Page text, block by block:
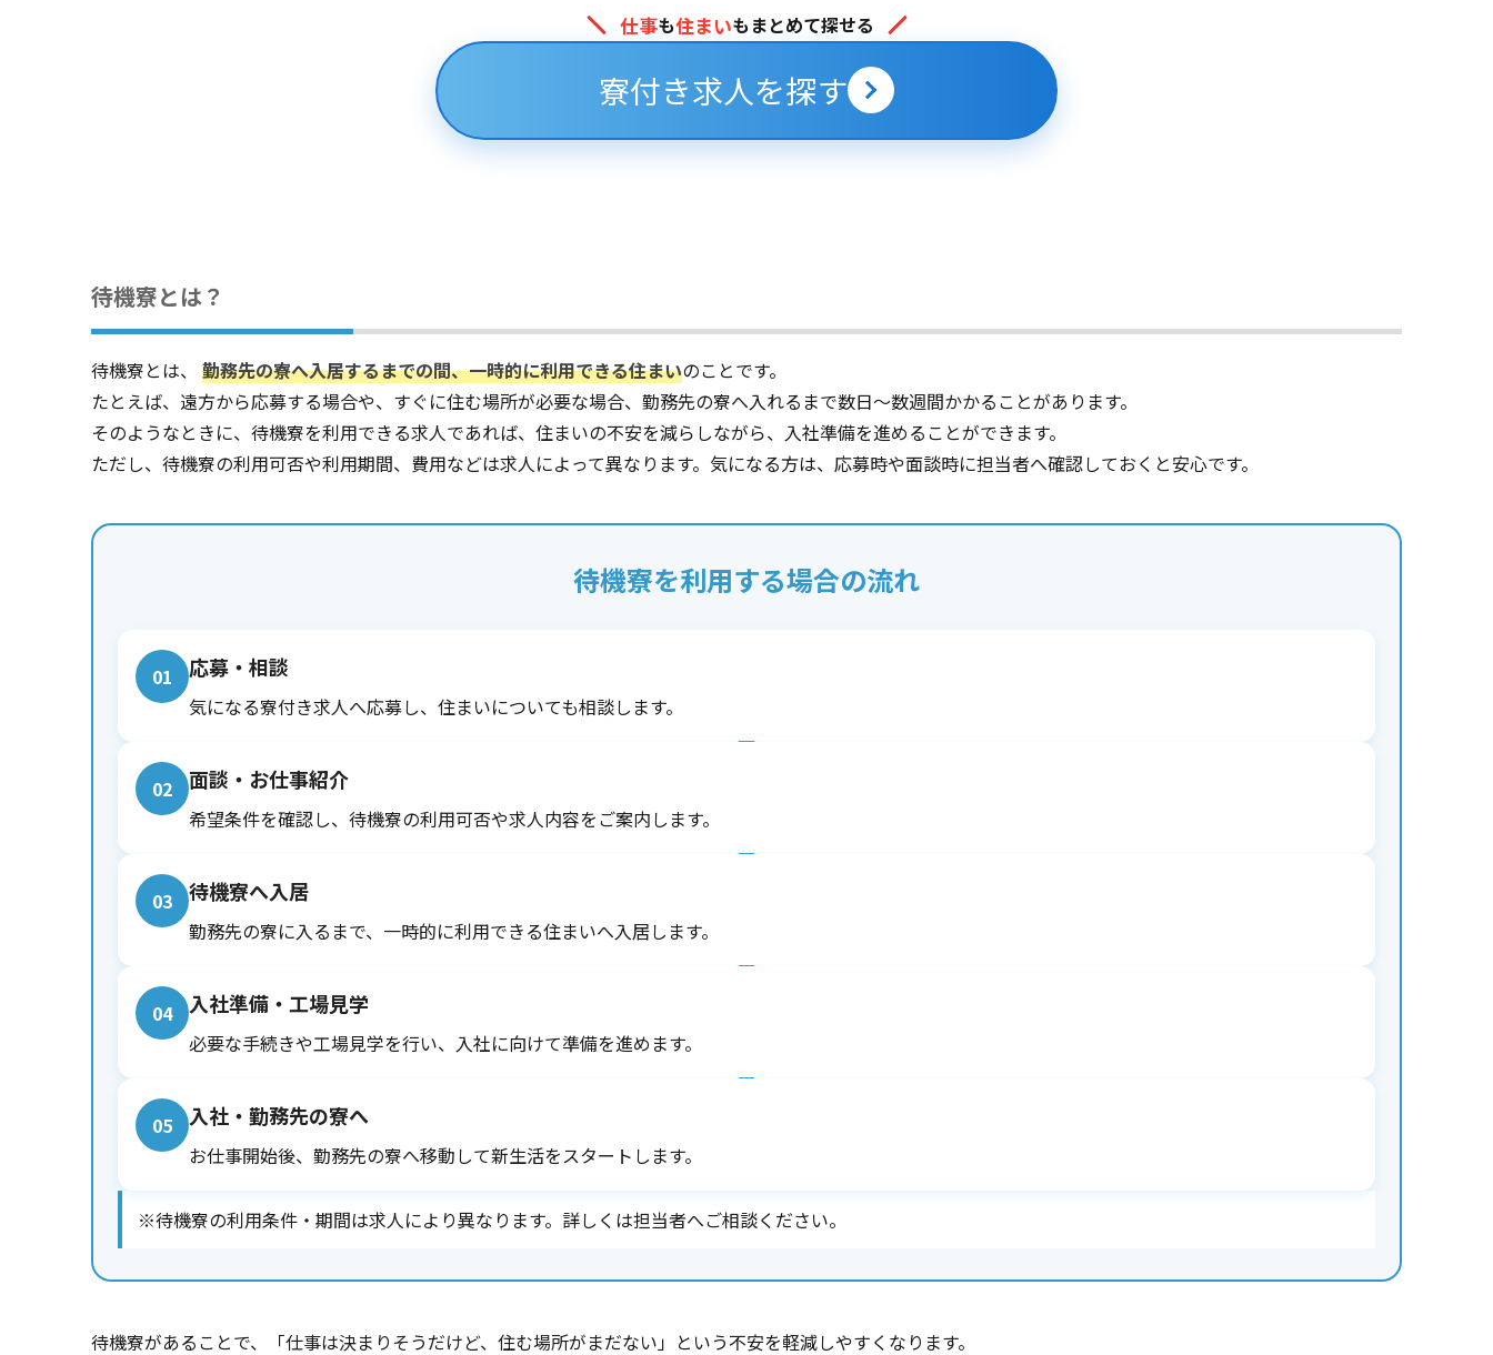
仕事も住まいもまとめて探せる
寮付き求人を探す
待機寮とは？
待機寮とは、 勤務先の寮へ入居するまでの間、一時的に利用できる住まいのことです。
たとえば、遠方から応募する場合や、すぐに住む場所が必要な場合、勤務先の寮へ入れるまで数日〜数週間かかることがあります。
そのようなときに、待機寮を利用できる求人であれば、住まいの不安を減らしながら、入社準備を進めることができます。
ただし、待機寮の利用可否や利用期間、費用などは求人によって異なります。気になる方は、応募時や面談時に担当者へ確認しておくと安心です。
待機寮を利用する場合の流れ
01 応募・相談
気になる寮付き求人へ応募し、住まいについても相談します。
02 面談・お仕事紹介
希望条件を確認し、待機寮の利用可否や求人内容をご案内します。
03 待機寮へ入居
勤務先の寮に入るまで、一時的に利用できる住まいへ入居します。
04 入社準備・工場見学
必要な手続きや工場見学を行い、入社に向けて準備を進めます。
05 入社・勤務先の寮へ
お仕事開始後、勤務先の寮へ移動して新生活をスタートします。
※待機寮の利用条件・期間は求人により異なります。詳しくは担当者へご相談ください。
待機寮があることで、「仕事は決まりそうだけど、住む場所がまだない」という不安を軽減しやすくなります。